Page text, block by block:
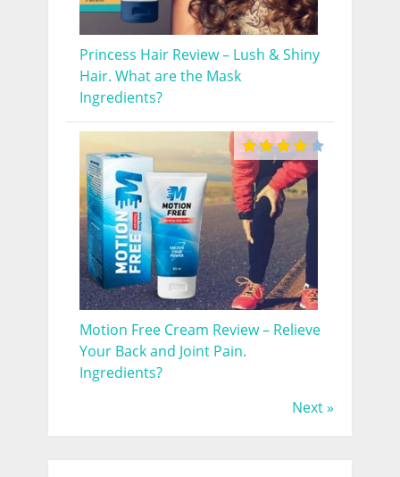
Princess Hair Review – Lush & Shiny
Hair. What are the Mask
Ingredients?
Motion Free Cream Review – Relieve
Your Back and Joint Pain.
Ingredients?
Next »